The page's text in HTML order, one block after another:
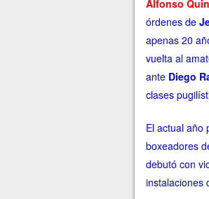
Alfonso
órdenes de
apenas 20
vuelta al
ante Diego
clases
El actual año
boxeadores
debutó con
instalaciones